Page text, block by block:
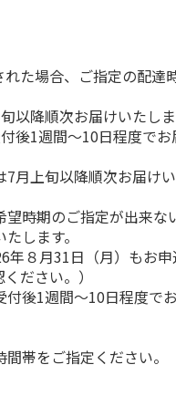
た場合、ご指定の配達
降順次お届けいたしま
後1週間～10日程度でお
月上旬以降順次お届け
時期のご指定が出来な
します。
８月31日（月）もお申
ださい。）
後1週間～10日程度で
帯をご指定ください。